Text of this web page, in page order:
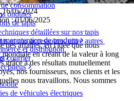
détaillées sur nos tapis
et nos accessoires, entre autres
consommation
ondulés
de tapis
manutention de produits
et distribution
courrier
pneus
de véhicules électriques
2019
16/05/2024
: 01/06/2025
des affaires, en l'idée que nous
en créant de la valeur à long
grâce à des résultats mutuellement
nos fournisseurs, nos clients et les
nous travaillons. Nous sommes